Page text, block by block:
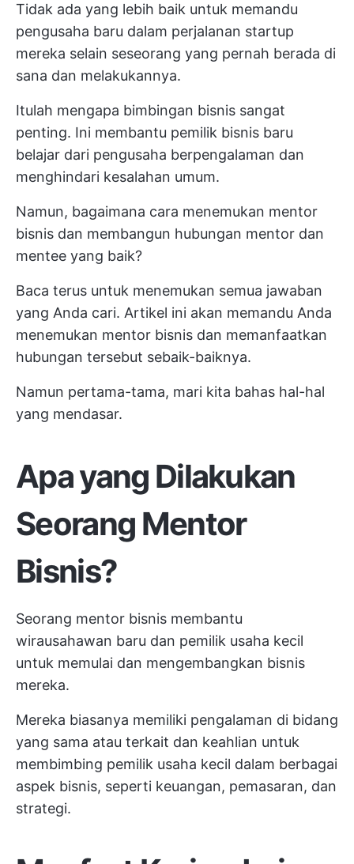
Tidak ada yang lebih baik untuk memandu
pengusaha baru dalam perjalanan startup
mereka selain seseorang yang pernah berada di
sana dan melakukannya.
Itulah mengapa bimbingan bisnis sangat
penting. Ini membantu pemilik bisnis baru
belajar dari pengusaha berpengalaman dan
menghindari kesalahan umum.
Namun, bagaimana cara menemukan mentor
bisnis dan membangun hubungan mentor dan
mentee yang baik?
Baca terus untuk menemukan semua jawaban
yang Anda cari. Artikel ini akan memandu Anda
menemukan mentor bisnis dan memanfaatkan
hubungan tersebut sebaik-baiknya.
Namun pertama-tama, mari kita bahas hal-hal
yang mendasar.
Apa yang Dilakukan
Seorang Mentor
Bisnis?
Seorang mentor bisnis membantu
wirausahawan baru dan pemilik usaha kecil
untuk memulai dan mengembangkan bisnis
mereka.
Mereka biasanya memiliki pengalaman di bidang
yang sama atau terkait dan keahlian untuk
membimbing pemilik usaha kecil dalam berbagai
aspek bisnis, seperti keuangan, pemasaran, dan
strategi.